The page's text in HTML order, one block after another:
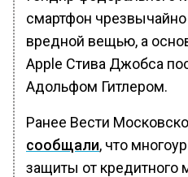
смартфон
вредной вещью, а
Аpple Стива Джобса
Адольфом Гитлером.
Ранее Вести
сообщали, что
защиты от кредитного